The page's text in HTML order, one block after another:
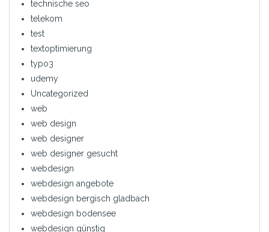
technische seo
telekom
test
textoptimierung
typo3
udemy
Uncategorized
web
web design
web designer
web designer gesucht
webdesign
webdesign angebote
webdesign bergisch gladbach
webdesign bodensee
webdesign günstig